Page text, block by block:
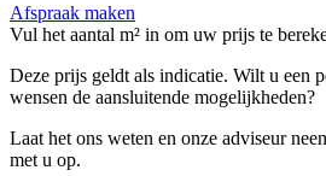
Afspraak maken
Vul het aantal m² in om uw prijs te
Deze prijs geldt als indicatie. Wilt u een
wensen de aansluitende mogelijkheden?
Laat het ons weten en onze adviseur
met u op.